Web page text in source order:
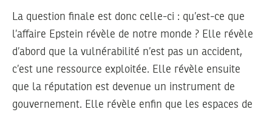
La question finale est donc celle-ci : qu’est-ce que
l’affaire Epstein révèle de notre monde ? Elle révèle
d’abord que la vulnérabilité n’est pas un accident,
c’est une ressource exploitée. Elle révèle ensuite
que la réputation est devenue un instrument de
gouvernement. Elle révèle enfin que les espaces de